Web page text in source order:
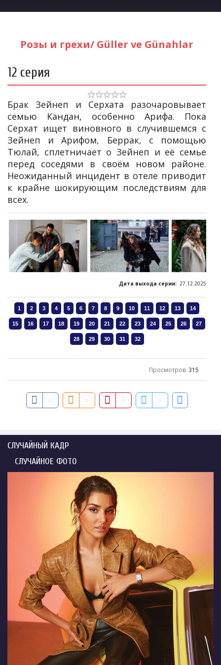
Розы и грехи/ Güller ve Günahlar
12 серия
Брак Зейнеп и Серхата разочаровывает
семью Кандан, особенно Арифа. Пока
Серхат ищет виновного в случившемся с
Зейнеп и Арифом, Беррак, с помощью
Тюлай, сплетничает о Зейнеп и её семье
перед соседями в своём новом районе.
Неожиданный инцидент в отеле приводит
к крайне шокирующим последствиям для
всех.
Дата выхода серии: 27.12.2025
Просмотров: 315
СЛУЧАЙНЫЙ КАДР
СЛУЧАЙНОЕ ФОТО